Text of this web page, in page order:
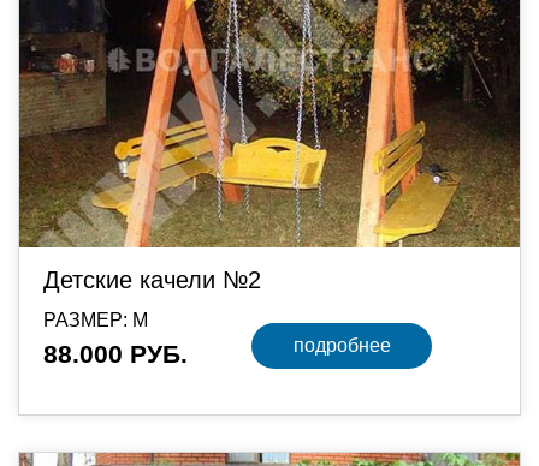
Детские качели №2
РАЗМЕР: М
88.000 РУБ. подробнее